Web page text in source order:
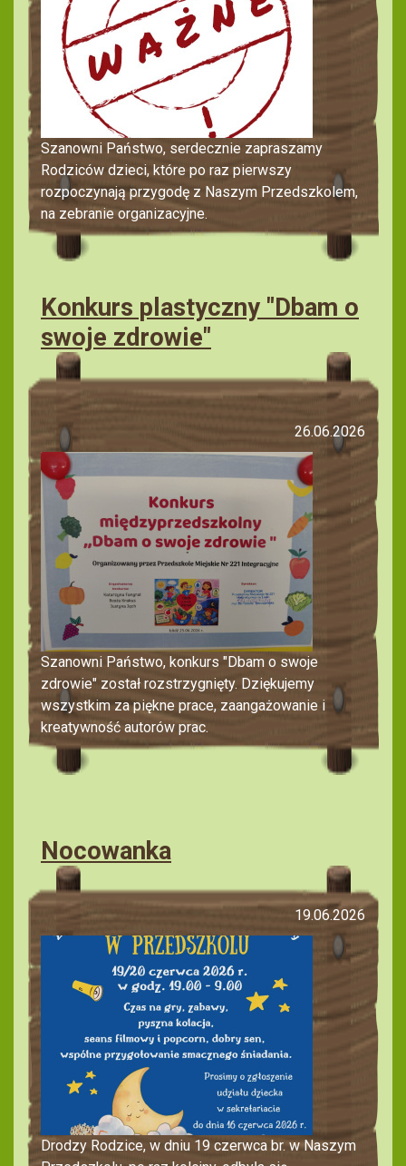
Szanowni Państwo, serdecznie zapraszamy
Rodziców dzieci, które po raz pierwszy
rozpoczynają przygodę z Naszym Przedszkolem,
na zebranie organizacyjne.
Konkurs plastyczny "Dbam o
swoje zdrowie"
26.06.2026
Szanowni Państwo, konkurs "Dbam o swoje
zdrowie" został rozstrzygnięty. Dziękujemy
wszystkim za piękne prace, zaangażowanie i
kreatywność autorów prac.
Nocowanka
19.06.2026
Drodzy Rodzice, w dniu 19 czerwca br. w Naszym